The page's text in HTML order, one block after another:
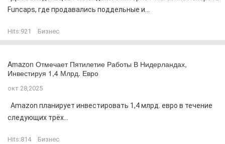
Funcaps, где продавались поддельные и...
Hits:921 Бизнес
Amazon Отмечает Пятилетие Работы В Нидерландах,
Инвестируя 1,4 Млрд. Евро
окт 28,2025
Amazon планирует инвестировать 1,4 млрд. евро в течение
следующих трёх...
Hits:814 Бизнес